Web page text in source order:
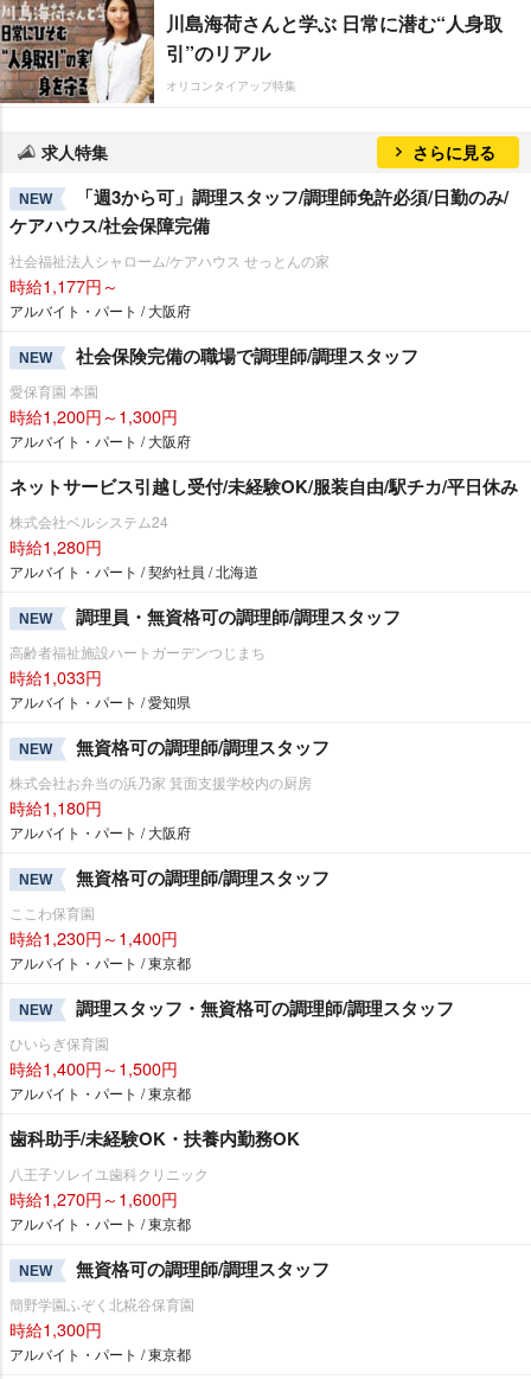
川島海荷さんと学ぶ 日常に潜む“人身取
引”のリアル
オリコンタイアップ特集
求人特集 さらに見る
NEW
「週3から可」調理スタッフ/調理師免許必須/日勤のみ/
ケアハウス/社会保障完備
社会福祉法人シャローム/ケアハウス せっとんの家
時給1,177円～
アルバイト・パート / 大阪府
NEW 社会保険完備の職場で調理師/調理スタッフ
愛保育園 本園
時給1,200円～1,300円
アルバイト・パート / 大阪府
ネットサービス引越し受付/未経験OK/服装自由/駅チカ/平日休み
株式会社ベルシステム24
時給1,280円
アルバイト・パート / 契約社員 / 北海道
NEW 調理員・無資格可の調理師/調理スタッフ
高齢者福祉施設ハートガーデンつじまち
時給1,033円
アルバイト・パート / 愛知県
NEW 無資格可の調理師/調理スタッフ
株式会社お弁当の浜乃家 箕面支援学校内の厨房
時給1,180円
アルバイト・パート / 大阪府
NEW 無資格可の調理師/調理スタッフ
ここわ保育園
時給1,230円～1,400円
アルバイト・パート / 東京都
NEW 調理スタッフ・無資格可の調理師/調理スタッフ
ひいらぎ保育園
時給1,400円～1,500円
アルバイト・パート / 東京都
歯科助手/未経験OK・扶養内勤務OK
八王子ソレイユ歯科クリニック
時給1,270円～1,600円
アルバイト・パート / 東京都
NEW 無資格可の調理師/調理スタッフ
簡野学園ふぞく北糀谷保育園
時給1,300円
アルバイト・パート / 東京都